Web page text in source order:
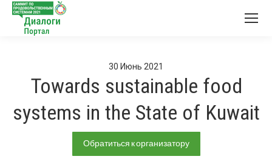
30 Июнь 2021
Towards sustainable food
systems in the State of Kuwait
Обратиться к организатору